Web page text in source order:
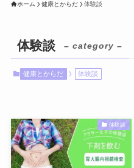
ホーム 健康とからだ 体験談
体験談 – category –
健康とからだ 体験談
体験談